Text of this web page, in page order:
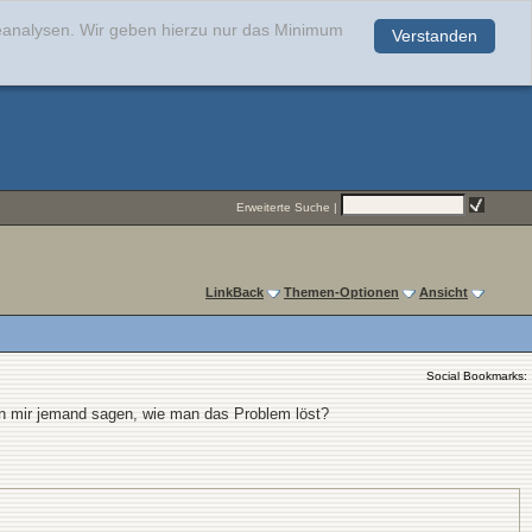
Verstanden
Wir geben hierzu nur das Minimum
Erweiterte Suche |
LinkBack Themen-Optionen Ansicht
Social Bookmarks:
mir jemand sagen, wie man das Problem löst?